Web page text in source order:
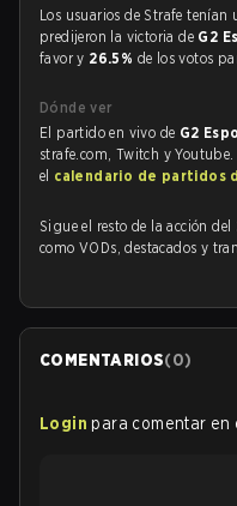
Los usuarios de Strafe
predijeron la victoria de G2
favor y 26.5% de los votos
Dónde ver
El partido en vivo de G2
strafe.com, Twitch y
el calendario de partidos
Sigue el resto de la acción del
como VODs, destacados y
COMENTARIOS(0)
Login para comentar en